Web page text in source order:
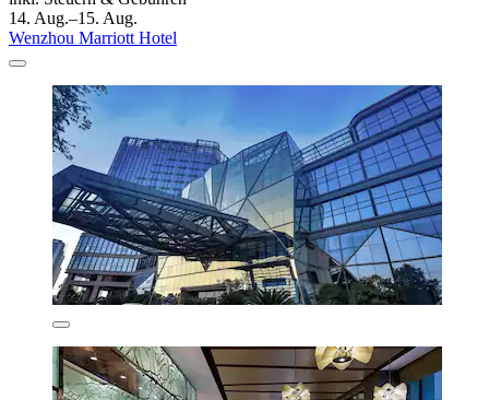
14. Aug.–15. Aug.
Wenzhou Marriott Hotel